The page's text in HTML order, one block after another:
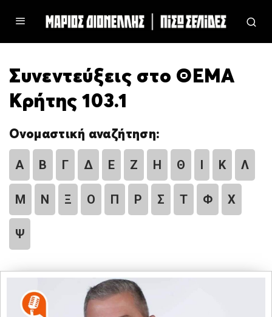
Συνεντεύξεις στο ΘΕΜΑ
Κρήτης 103.1
Ονομαστική αναζήτηση:
Α Β Γ Δ Ε Ζ Η Θ Ι Κ Λ
Μ Ν Ξ Ο Π Ρ Σ Τ Φ Χ
Ψ